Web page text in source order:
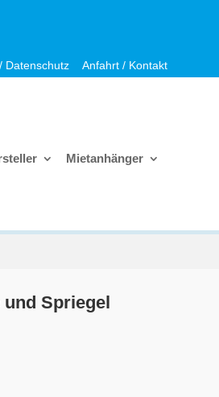
Datenschutz Anfahrt / Kontakt
Mietanhänger
und Spriegel